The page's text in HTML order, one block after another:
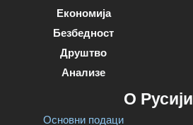
Економија
Безбедност
Друштво
Анализе
О Русији
Основни подаци